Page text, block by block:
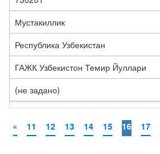
Мустакиллик
Республика Узбекистан
ГАЖК Узбекистон Темир Йуллари
(не задано)
« 11 12 13 14 15 16 17